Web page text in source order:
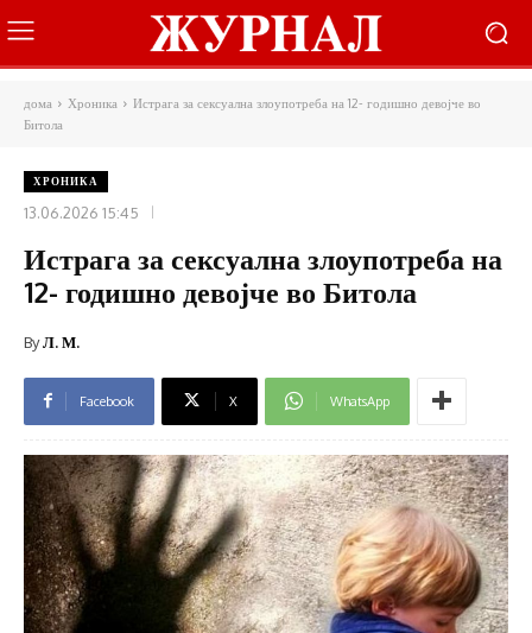
дома Хроника
Истрага за сексуална злоупотреба на 12- годишно девојче во
Битола
ХРОНИКА
13.06.2026 15:45
Истрага за сексуална злоупотреба на
12- годишно девојче во Битола
ByЛ. М.
Facebook X WhatsApp